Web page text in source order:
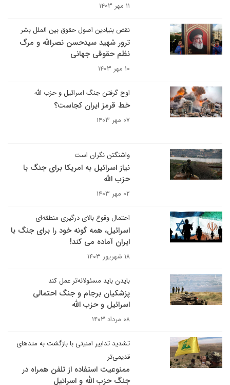
۱۱ مهر ۱۴۰۳
نقض بنیادین اصول حقوق بین الملل بشر
ترور شهید سیدحسن نصرالله و مرگ
نظم حقوقی جهانی
۱۰ مهر ۱۴۰۳
اوج گرفتن جنگ اسرائیل و حزب الله
خط قرمز ایران کجاست؟
۰۷ مهر ۱۴۰۳
واشنگتن نگران است
نیاز اسرائیل به امریکا برای جنگ با
حزب الله
۰۲ مهر ۱۴۰۳
احتمال وقوع بالای درگیری منطقه‌ای
اسرائیل، همه گونه خود را برای جنگ با
ایران آماده می کند!
۱۸ شهریور ۱۴۰۳
بایدن باید مسئولانه‌تر عمل کند
پزشکیان برجام و جنگ احتمالی
اسرائیل و حزب الله
۰۸ مرداد ۱۴۰۳
تشدید تدابیر امنیتی با بازگشت به متدهای
قدیمی‌تر
ممنوعیت استفاده از تلفن همراه در
جنگ حزب الله و اسرائیل